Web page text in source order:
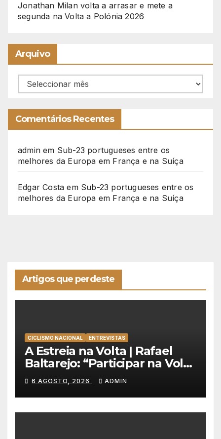
Jonathan Milan volta a arrasar e mete a
segunda na Volta a Polónia 2026
Arquivo
Arquivo
Comentários Recentes
admin em Sub-23 portugueses entre os
melhores da Europa em França e na Suíça
Edgar Costa em Sub-23 portugueses entre os
melhores da Europa em França e na Suíça
Artigos que perdeste
CICLISMO NACIONAL ENTREVISTAS
A Estreia na Volta | Rafael
Baltarejo: “Participar na Volta
a Portugal é o sonho de
qualquer ciclista”
6 AGOSTO, 2026 ADMIN